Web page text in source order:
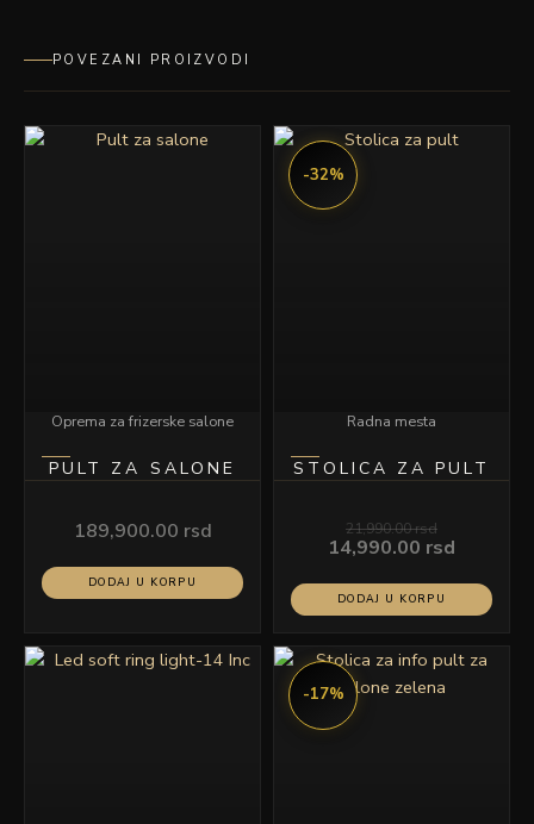
POVEZANI PROIZVODI
Oprema za frizerske salone
PULT ZA SALONE
189,900.00 rsd
DODAJ U KORPU
-32%
Radna mesta
STOLICA ZA PULT
21,990.00rsd
Originalna
cena
je
bila:
14,990.00 rsd
DODAJ U KORPU
-17%
Originalna
cena
je
bila: